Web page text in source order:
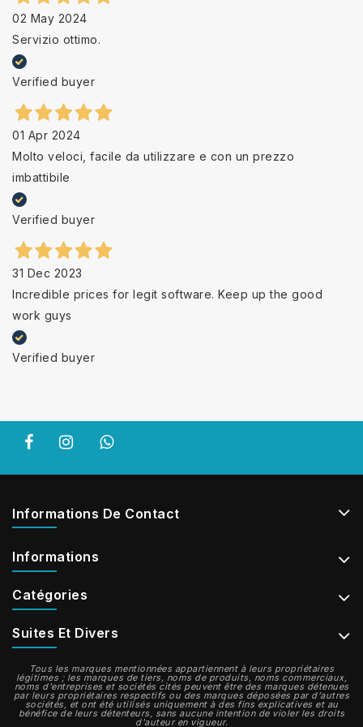
02 May 2024
Servizio ottimo.
Verified buyer
01 Apr 2024
Molto veloci, facile da utilizzare e con un prezzo
imbattibile
Verified buyer
31 Dec 2023
Incredible prices for legit software. Keep up the good
work guys
Verified buyer
Informations De Contact
Informations
Catégories
Suites Et Divers
Tous les marques mentionnées appartiennent à leurs propriétaires
légitimes ; les marques de tiers, noms de produits, noms commerciaux,
noms d'entreprises et sociétés cités peuvent être des marques détenues
par leurs propriétaires respectifs ou des marques déposées par d'autres
sociétés, et ont été utilisés uniquement à des fins explicatives et au
bénéfice de leurs détenteurs, sans aucune intention de violer les droits
d'auteur en vigueur.